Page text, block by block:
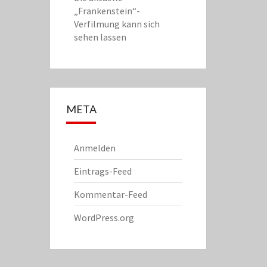
„Frankenstein“-
Verfilmung kann sich
sehen lassen
META
Anmelden
Eintrags-Feed
Kommentar-Feed
WordPress.org